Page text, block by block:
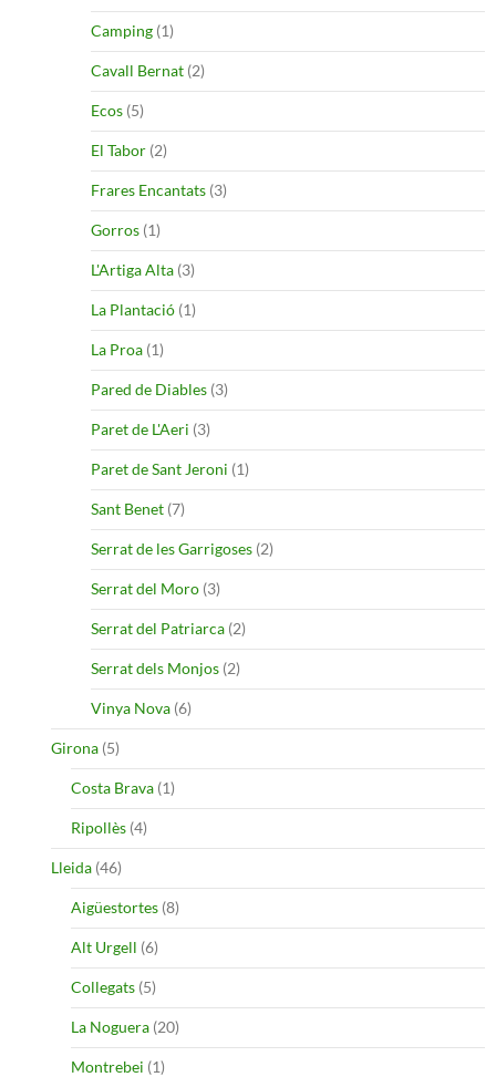
Camping (1)
Cavall Bernat (2)
Ecos (5)
El Tabor (2)
Frares Encantats (3)
Gorros (1)
L'Artiga Alta (3)
La Plantació (1)
La Proa (1)
Pared de Diables (3)
Paret de L'Aeri (3)
Paret de Sant Jeroni (1)
Sant Benet (7)
Serrat de les Garrigoses (2)
Serrat del Moro (3)
Serrat del Patriarca (2)
Serrat dels Monjos (2)
Vinya Nova (6)
Girona (5)
Costa Brava (1)
Ripollès (4)
Lleida (46)
Aigüestortes (8)
Alt Urgell (6)
Collegats (5)
La Noguera (20)
Montrebei (1)